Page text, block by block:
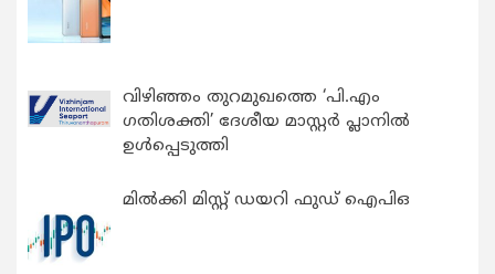
വിഴിഞ്ഞം തുറമുഖത്തെ ‘പി.എം
ഗതിശക്തി’ ദേശീയ മാസ്റ്റർ പ്ലാനിൽ
ഉൾപ്പെടുത്തി
മിൽക്കി മിസ്റ്റ് ഡയറി ഫുഡ് ഐപിഒ